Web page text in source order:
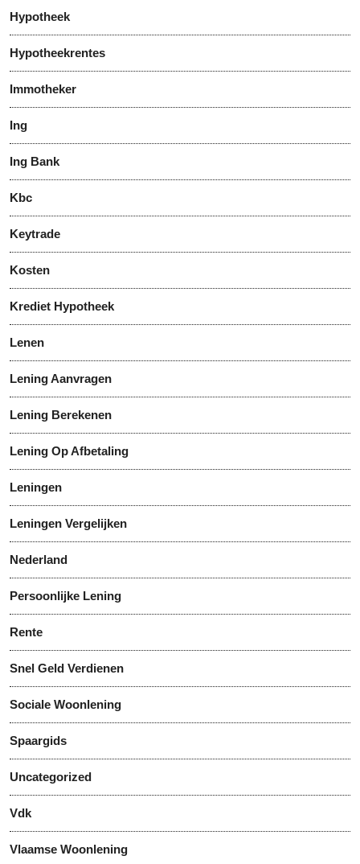
Hypotheek
Hypotheekrentes
Immotheker
Ing
Ing Bank
Kbc
Keytrade
Kosten
Krediet Hypotheek
Lenen
Lening Aanvragen
Lening Berekenen
Lening Op Afbetaling
Leningen
Leningen Vergelijken
Nederland
Persoonlijke Lening
Rente
Snel Geld Verdienen
Sociale Woonlening
Spaargids
Uncategorized
Vdk
Vlaamse Woonlening